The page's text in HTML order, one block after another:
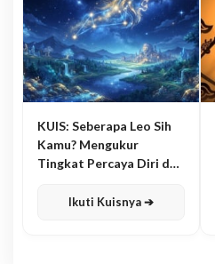
KUIS: Seberapa Leo Sih
Kamu? Mengukur
Tingkat Percaya Diri dan
Ikuti Kuisnya ➔